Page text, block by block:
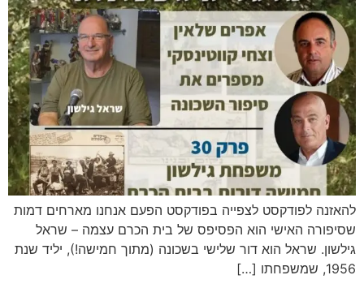
להאזנה לפודקסט לצפייה בפודקסט הפעם אנחנו מארחים דמות
שסיפורה האישי הוא הפסיפס של בית הכרם עצמה – שראל
גילשון. שראל הוא דור שלישי בשכונה (מתוך חמישה!), יליד שנת
1956, שמשפחתו […]